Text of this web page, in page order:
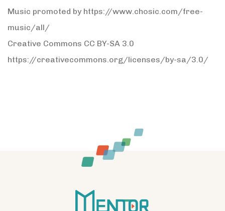
Music promoted by https://www.chosic.com/free-
music/all/
Creative Commons CC BY-SA 3.0
https://creativecommons.org/licenses/by-sa/3.0/